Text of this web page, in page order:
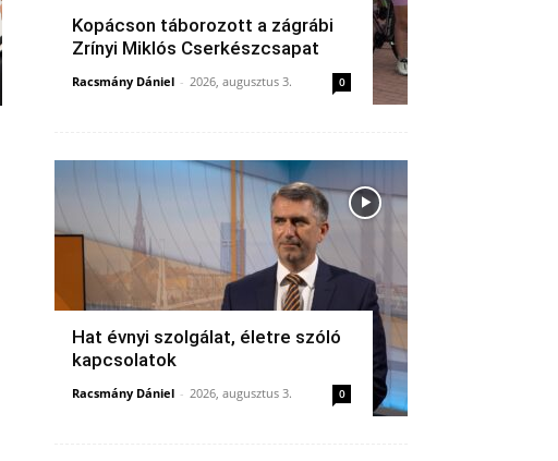
Kopácson táborozott a zágrábi
Zrínyi Miklós Cserkészcsapat
Racsmány Dániel - 2026, augusztus 3. 0
Hat évnyi szolgálat, életre szóló
kapcsolatok
Racsmány Dániel - 2026, augusztus 3. 0